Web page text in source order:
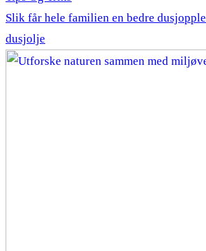
Slik får hele familien en bedre
dusjolje